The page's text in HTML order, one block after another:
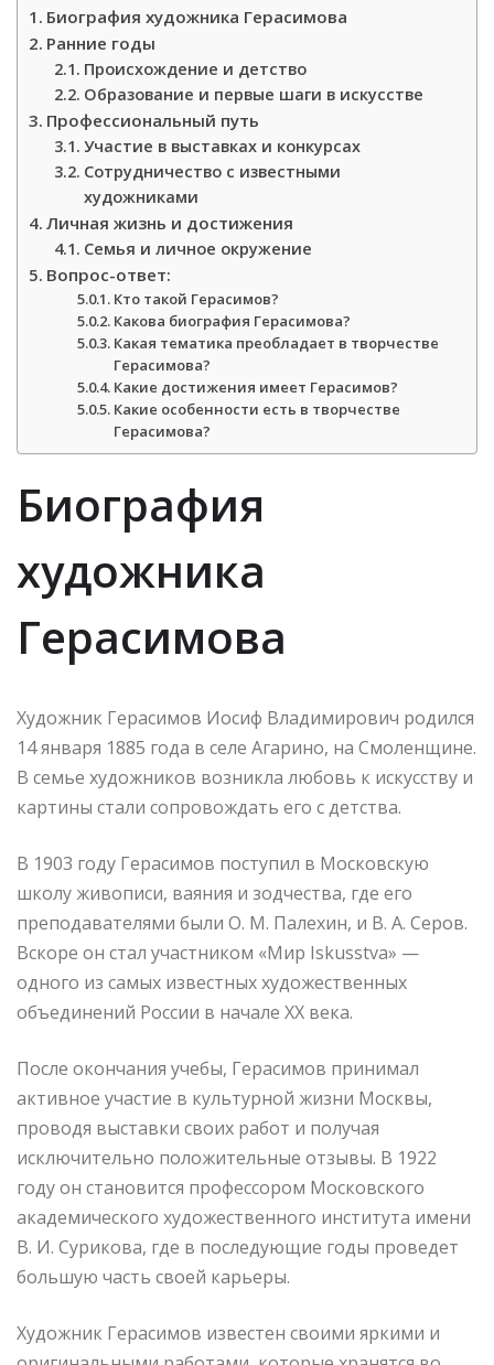
Биография художника Герасимова
Ранние годы
Происхождение и детство
Образование и первые шаги в искусстве
Профессиональный путь
Участие в выставках и конкурсах
Сотрудничество с известными
художниками
Личная жизнь и достижения
Семья и личное окружение
Вопрос-ответ:
Кто такой Герасимов?
Какова биография Герасимова?
Какая тематика преобладает в творчестве
Герасимова?
Какие достижения имеет Герасимов?
Какие особенности есть в творчестве
Герасимова?
Биография
художника
Герасимова
Художник Герасимов Иосиф Владимирович родился
14 января 1885 года в селе Агарино, на Смоленщине.
В семье художников возникла любовь к искусству и
картины стали сопровождать его с детства.
В 1903 году Герасимов поступил в Московскую
школу живописи, ваяния и зодчества, где его
преподавателями были О. М. Палехин, и В. А. Серов.
Вскоре он стал участником «Мир Iskusstva» —
одного из самых известных художественных
объединений России в начале XX века.
После окончания учебы, Герасимов принимал
активное участие в культурной жизни Москвы,
проводя выставки своих работ и получая
исключительно положительные отзывы. В 1922
году он становится профессором Московского
академического художественного института имени
В. И. Сурикова, где в последующие годы проведет
большую часть своей карьеры.
Художник Герасимов известен своими яркими и